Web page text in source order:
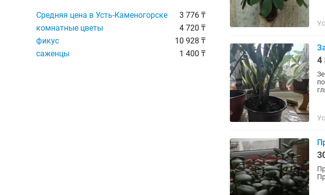
Средняя цена в Усть-Каменогорске
3 776 ₸
комнатные цветы
4 720 ₸
фикус
10 928 ₸
саженцы
1 400 ₸
4